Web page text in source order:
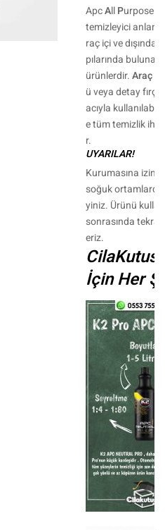
ApcAllPurpose
temizleyici
raç içi ve dışında
pılarında
ürünlerdir.Araç
ü veya detay
acıyla
e tüm temizlik
r.
UYARILAR!
Kurumasına izin
soğuk ortamlarda
yiniz. Ürünü
sonrasında
eriz.
İçin Her